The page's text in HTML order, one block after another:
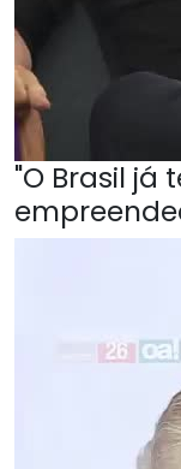
"O Brasil já